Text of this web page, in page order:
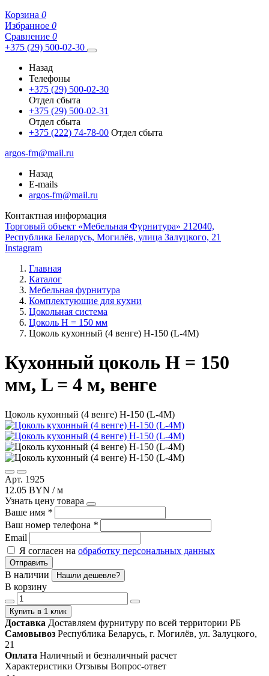
Корзина 0
Избранное 0
Сравнение 0
+375 (29) 500-02-30
Назад
Телефоны
+375 (29) 500-02-30
Отдел сбыта
+375 (29) 500-02-31
Отдел сбыта
+375 (222) 74-78-00 Отдел сбыта
argos-fm@mail.ru
Назад
E-mails
argos-fm@mail.ru
Контактная информация
Торговый объект «Мебельная Фурнитура» 212040,
Республика Беларусь, Могилёв, улица Залуцкого, 21
Instagram
Главная
Каталог
Мебельная фурнитура
Комплектующие для кухни
Цокольная система
Цоколь H = 150 мм
Цоколь кухонный (4 венге) Н-150 (L-4М)
Кухонный цоколь H = 150
мм, L = 4 м, венге
Цоколь кухонный (4 венге) Н-150 (L-4М)
Арт. 1925
12.05 BYN / м
Узнать цену товара
Ваше имя *
Ваш номер телефона *
Email
Я согласен на обработку персональных данных
Отправить
В наличии Нашли дешевле?
В корзину
Купить в 1 клик
Доставка Доставляем фурнитуру по всей территории РБ
Самовывоз Республика Беларусь, г. Могилёв, ул. Залуцкого,
21
Оплата Наличный и безналичный расчет
Характеристики Отзывы Вопрос-ответ